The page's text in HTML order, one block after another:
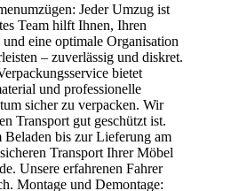
Jeder Umzug ist
Team hilft Ihnen, Ihren
eine optimale Organisation
– zuverlässig und diskret.
bietet
und professionelle
sicher zu verpacken. Wir
Transport gut geschützt ist.
bis zur Lieferung am
Transport Ihrer Möbel
Unsere erfahrenen Fahrer
Montage und Demontage: